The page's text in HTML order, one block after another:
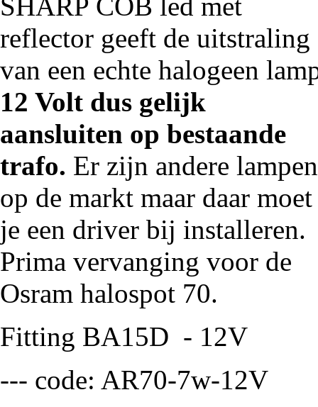
SHARP COB led met
reflector geeft de uitstraling
van een echte halogeen
12 Volt dus gelijk
aansluiten op bestaande
trafo. Er zijn andere lampen
op de markt maar daar moet
je een driver bij installeren.
Prima vervanging voor de
Osram halospot 70.
Fitting BA15D - 12V
--- code: AR70-7w-12V